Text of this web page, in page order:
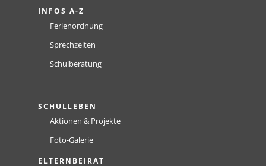
INFOS A-Z
Ferienordnung
Sprechzeiten
Schulberatung
SCHULLEBEN
Aktionen & Projekte
Foto-Galerie
ELTERNBEIRAT